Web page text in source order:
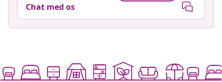
Chat med os